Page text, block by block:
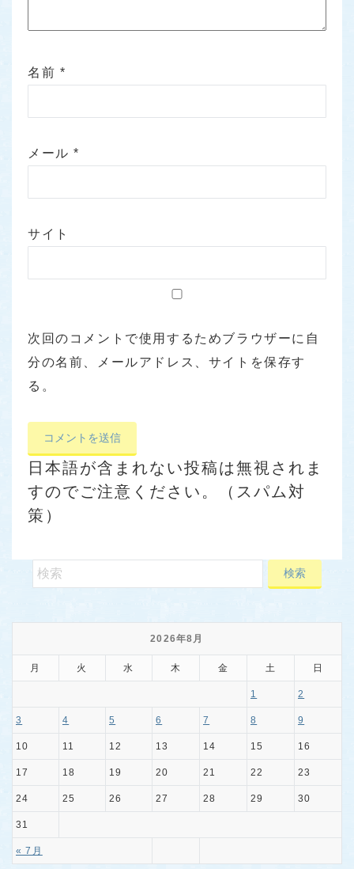
名前 *
メール*
サイト
次回のコメントで使用するためブラウザーに自
分の名前、メールアドレス、サイトを保存す
る。
日本語が含まれない投稿は無視されま
すのでご注意ください。（スパム対
策）
2026年8月
月 火 水 木 金 土 日
« 7月
1 2
3 4 5 6 7 8 9
10 11 12 13 14 15 16
17 18 19 20 21 22 23
24 25 26 27 28 29 30
31